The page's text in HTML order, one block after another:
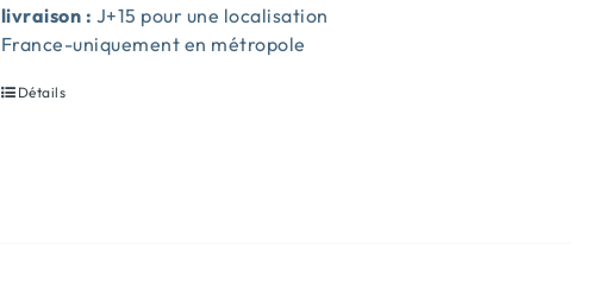
livraison : J+15 pour une localisation
France-uniquement en métropole
Détails